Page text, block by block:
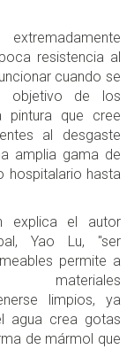
resistencia al
cuando se
objetivo de los
pintura que cree
al desgaste
amplia gama de
hospitalario hasta
explica el autor
Yao Lu, "ser
permite a
materiales
limpios, ya
agua crea gotas
de mármol que